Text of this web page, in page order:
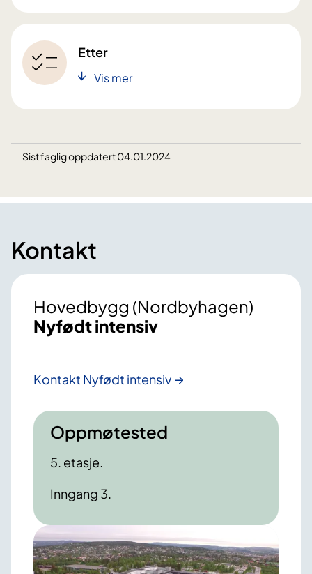
Etter
Vis mer
Sist faglig oppdatert 04.01.2024
Kontakt
Hovedbygg (Nordbyhagen)
Nyfødt intensiv
Kontakt Nyfødt intensiv
Oppmøtested
5. etasje.
Inngang 3.